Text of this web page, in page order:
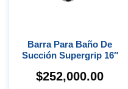
Barra Para Baño De
Succión Supergrip 16″
$252,000.00